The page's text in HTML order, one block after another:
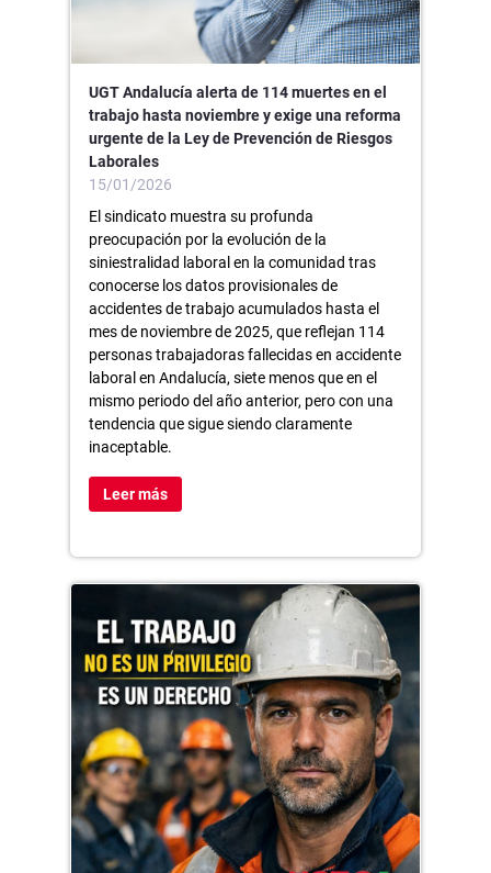
UGT Andalucía alerta de 114 muertes en el
trabajo hasta noviembre y exige una reforma
urgente de la Ley de Prevención de Riesgos
Laborales
15/01/2026
El sindicato muestra su profunda
preocupación por la evolución de la
siniestralidad laboral en la comunidad tras
conocerse los datos provisionales de
accidentes de trabajo acumulados hasta el
mes de noviembre de 2025, que reflejan 114
personas trabajadoras fallecidas en accidente
laboral en Andalucía, siete menos que en el
mismo periodo del año anterior, pero con una
tendencia que sigue siendo claramente
inaceptable.
Leer más